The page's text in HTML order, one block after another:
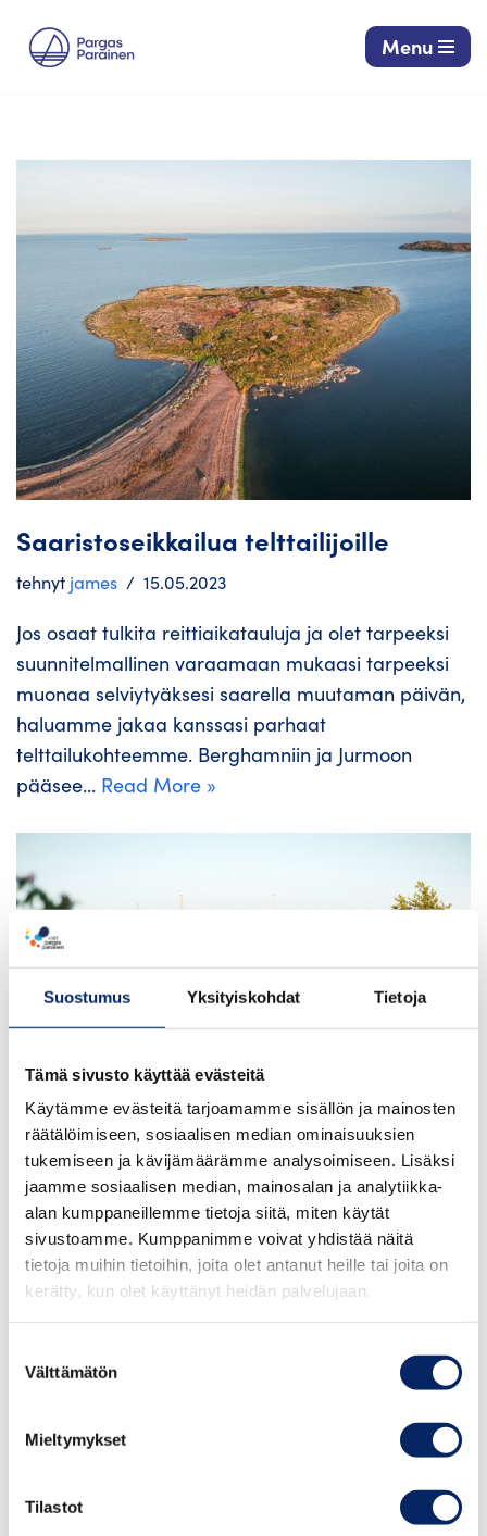
Suostumus Yksityiskohdat Tietoja
Tämä sivusto käyttää evästeitä
Käytämme evästeitä tarjoamamme sisällön ja mainosten
räätälöimiseen, sosiaalisen median ominaisuuksien
tukemiseen ja kävijämäärämme analysoimiseen. Lisäksi
jaamme sosiaalisen median, mainosalan ja analytiikka-
alan kumppaneillemme tietoja siitä, miten käytät
sivustoamme. Kumppanimme voivat yhdistää näitä
tietoja muihin tietoihin, joita olet antanut heille tai joita on
kerätty, kun olet käyttänyt heidän palvelujaan.
valinta
Välttämätön
Mieltymykset
Tilastot
Siirry
Menu
Saaristoseikkailua telttailijoille
tehnyt james 15.05.2023
Jos osaat tulkita reittiaikatauluja ja olet tarpeeksi
suunnitelmallinen varaamaan mukaasi tarpeeksi
muonaa selviytyäksesi saarella muutaman päivän,
haluamme jakaa kanssasi parhaat
telttailukohteemme. Berghamniin ja Jurmoon
pääsee… Read More »
HAMA Jakelutie valmennus 5_4_23
tehnytlotta 15.05.2023
Produkt digital närvaro och köpbarhetsutbildning –
Kari Halonen och Nea Vuoti från ToolBox Consulting
och Juha Sorjonen från Avidly Matkailun
jakelukanavat -valmennus – Kari Halonen…Read